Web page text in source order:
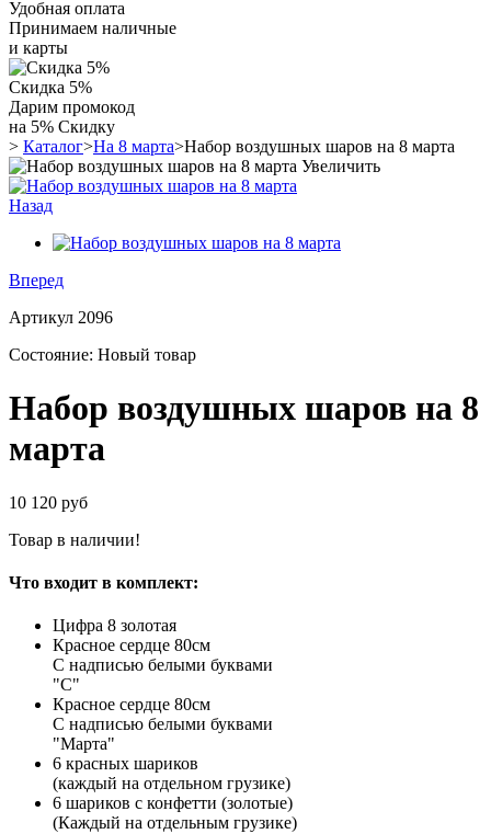
Удобная оплата
Принимаем наличные
и карты
Скидка 5%
Дарим промокод
на 5% Скидку
> Каталог>На 8 марта>Набор воздушных шаров на 8 марта
Увеличить
Назад
Вперед
Артикул 2096
Состояние: Новый товар
Набор воздушных шаров на 8
марта
10 120 руб
Товар в наличии!
Что входит в комплект:
Цифра 8 золотая
Красное сердце 80см
С надписью белыми буквами
"С"
Красное сердце 80см
С надписью белыми буквами
"Марта"
6 красных шариков
(каждый на отдельном грузике)
6 шариков с конфетти (золотые)
(Каждый на отдельным грузике)